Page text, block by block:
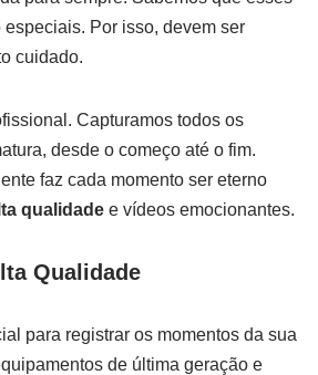
especiais. Por isso, devem ser
cuidado.
Capturamos todos os
desde o começo até o fim.
faz cada momento ser eterno
qualidade e vídeos emocionantes.
Qualidade
para registrar os momentos da sua
de última geração e